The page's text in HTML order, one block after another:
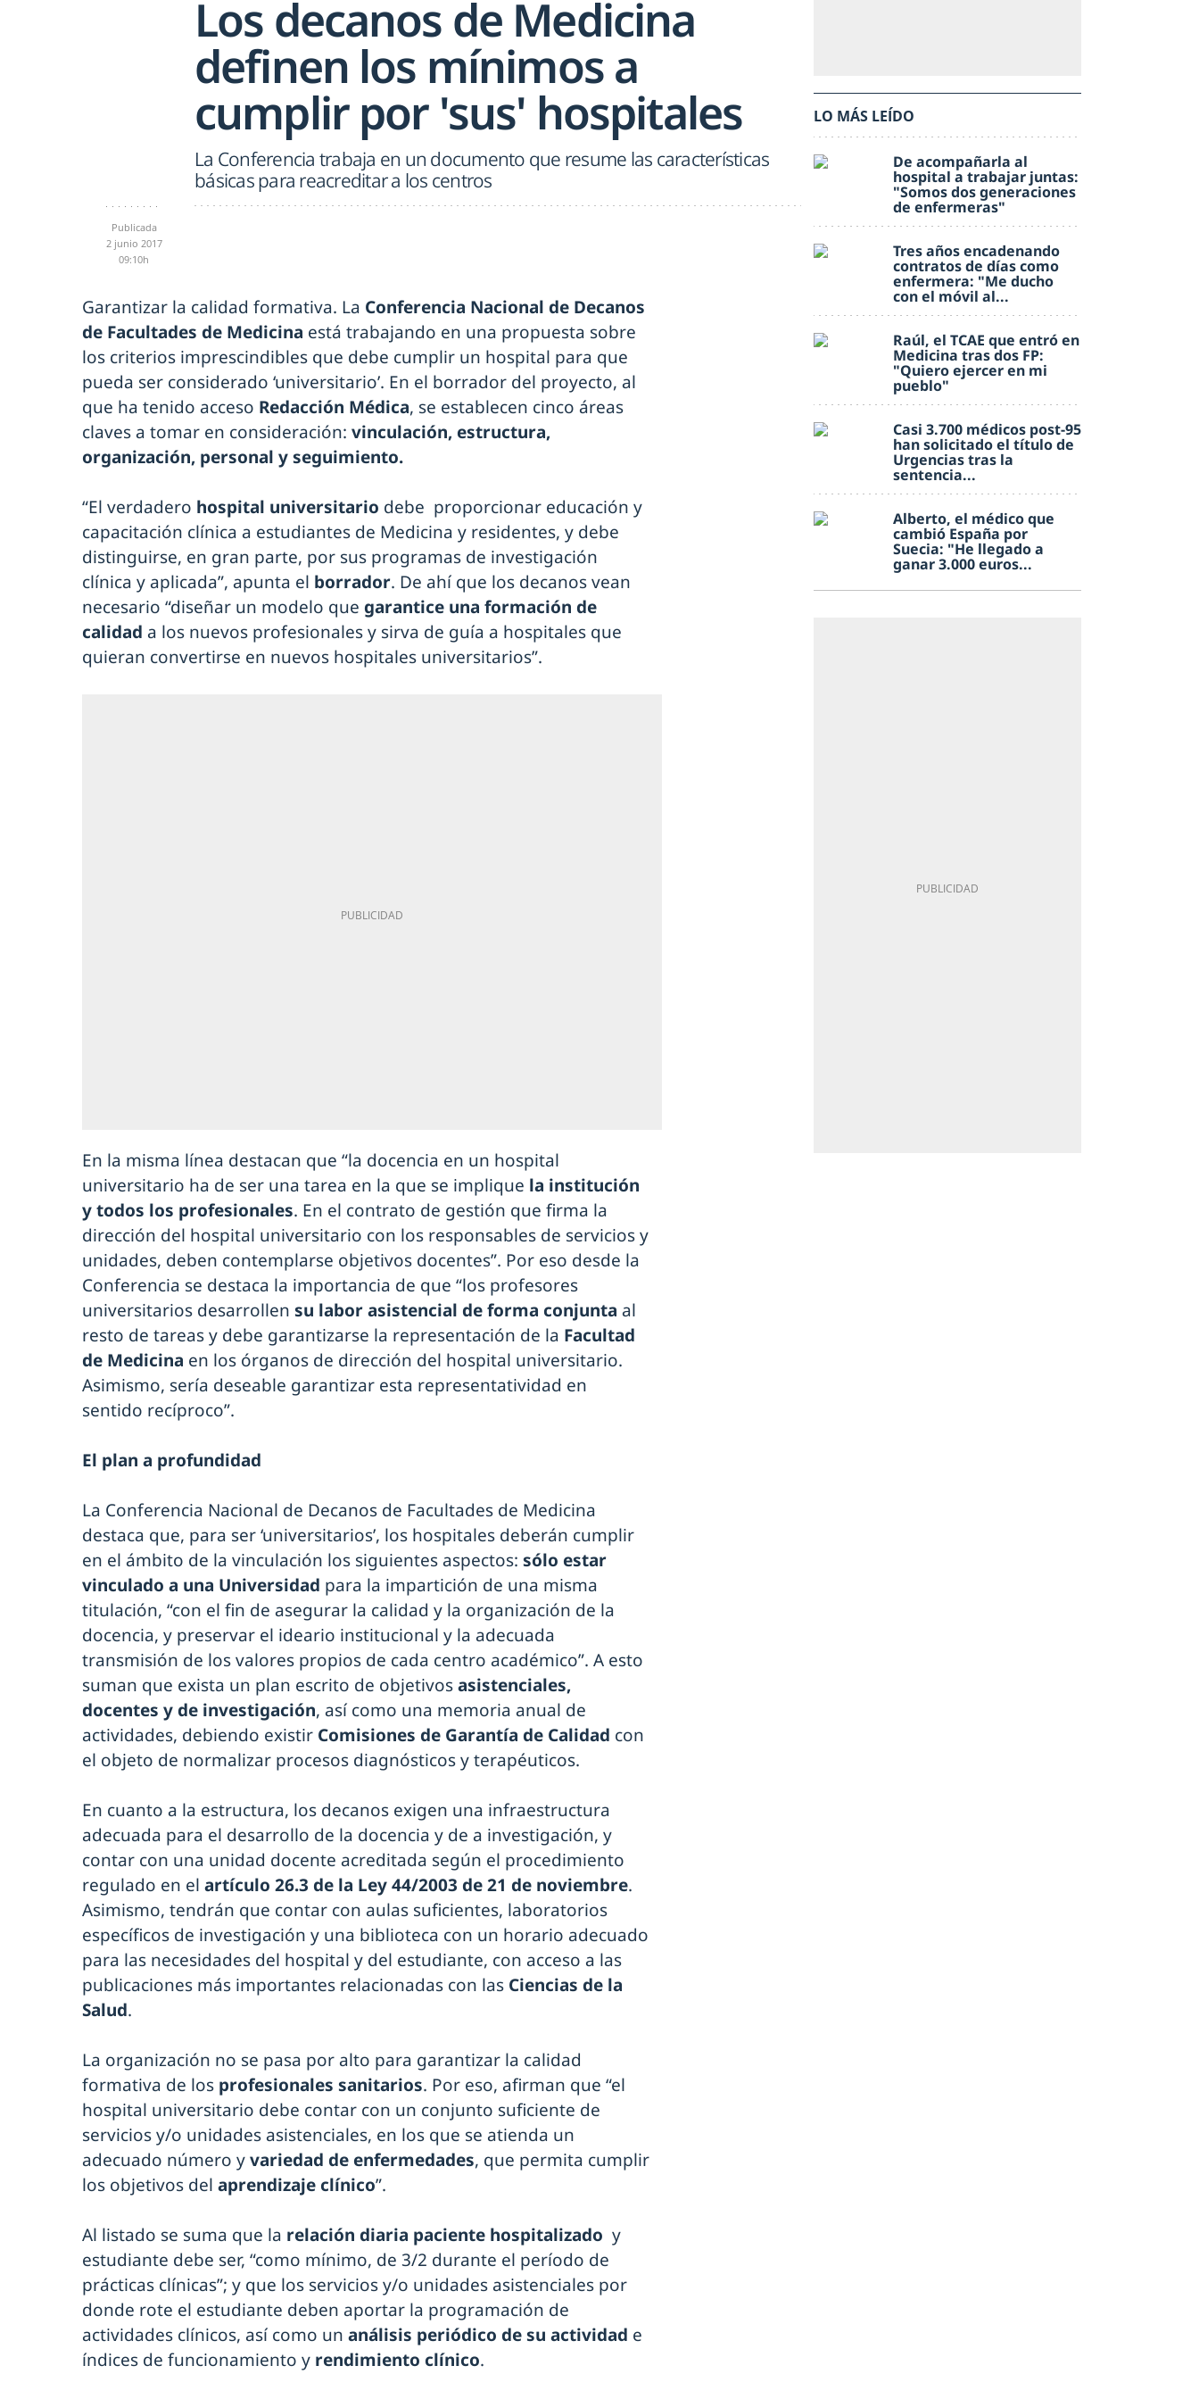
Los decanos de Medicina
definen los mínimos a
cumplir por 'sus' hospitales
La Conferencia trabaja en un documento que resume las características
básicas para reacreditar a los centros
Publicada
2 junio 2017
09:10h
Garantizar la calidad formativa. La Conferencia Nacional de Decanos
de Facultades de Medicina está trabajando en una propuesta sobre
los criterios imprescindibles que debe cumplir un hospital para que
pueda ser considerado ‘universitario’. En el borrador del proyecto, al
que ha tenido acceso Redacción Médica, se establecen cinco áreas
claves a tomar en consideración: vinculación, estructura,
organización, personal y seguimiento.
“El verdadero hospital universitario debe proporcionar educación y
capacitación clínica a estudiantes de Medicina y residentes, y debe
distinguirse, en gran parte, por sus programas de investigación
clínica y aplicada”, apunta el borrador. De ahí que los decanos vean
necesario “diseñar un modelo que garantice una formación de
calidad a los nuevos profesionales y sirva de guía a hospitales que
quieran convertirse en nuevos hospitales universitarios”.
En la misma línea destacan que “la docencia en un hospital
universitario ha de ser una tarea en la que se implique la institución
y todos los profesionales. En el contrato de gestión que firma la
dirección del hospital universitario con los responsables de servicios y
unidades, deben contemplarse objetivos docentes”. Por eso desde la
Conferencia se destaca la importancia de que “los profesores
universitarios desarrollen su labor asistencial de forma conjunta al
resto de tareas y debe garantizarse la representación de la Facultad
de Medicina en los órganos de dirección del hospital universitario.
Asimismo, sería deseable garantizar esta representatividad en
sentido recíproco”.
El plan a profundidad
La Conferencia Nacional de Decanos de Facultades de Medicina
destaca que, para ser ‘universitarios’, los hospitales deberán cumplir
en el ámbito de la vinculación los siguientes aspectos: sólo estar
vinculado a una Universidad para la impartición de una misma
titulación, “con el fin de asegurar la calidad y la organización de la
docencia, y preservar el ideario institucional y la adecuada
transmisión de los valores propios de cada centro académico”. A esto
suman que exista un plan escrito de objetivosasistenciales,
docentes y de investigación, así como una memoria anual de
actividades, debiendo existir Comisiones de Garantía de Calidad con
el objeto de normalizar procesos diagnósticos y terapéuticos.
En cuanto a la estructura, los decanos exigen una infraestructura
adecuada para el desarrollo de la docencia y de a investigación, y
contar con una unidad docente acreditada según el procedimiento
regulado en el artículo 26.3 de la Ley 44/2003 de 21 de noviembre.
Asimismo, tendrán que contar con aulas suficientes, laboratorios
específicos de investigación y una biblioteca con un horario adecuado
para las necesidades del hospital y del estudiante, con acceso a las
publicaciones más importantes relacionadas con las Ciencias de la
Salud.
La organización no se pasa por alto para garantizar la calidad
formativa de los profesionales sanitarios. Por eso, afirman que “el
hospital universitario debe contar con un conjunto suficiente de
servicios y/o unidades asistenciales, en los que se atienda un
adecuado número yvariedad de enfermedades, que permita cumplir
los objetivos del aprendizaje clínico”.
Al listado se suma que la relación diaria paciente hospitalizado y
estudiante debe ser, “como mínimo, de 3/2 durante el período de
prácticas clínicas”; y que los servicios y/o unidades asistenciales por
donde rote el estudiante deben aportar la programación de
actividades clínicos, así como un análisis periódico de su actividad e
índices de funcionamiento y rendimiento clínico.
LO MÁS LEÍDO
De acompañarla al
hospital a trabajar juntas:
"Somos dos generaciones
de enfermeras"
Tres años encadenando
contratos de días como
enfermera: "Me ducho
con el móvil al...
Raúl, el TCAE que entró en
Medicina tras dos FP:
"Quiero ejercer en mi
pueblo"
Casi 3.700 médicos post-95
han solicitado el título de
Urgencias tras la
sentencia...
Alberto, el médico que
cambió España por
Suecia: "He llegado a
ganar 3.000 euros...